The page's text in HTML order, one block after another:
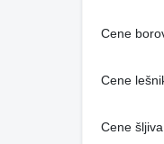
Cene
Cene
Cene